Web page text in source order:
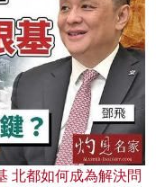
北都如何成為解決問